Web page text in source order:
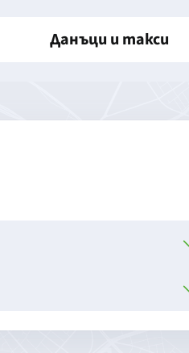
Данъци и такси